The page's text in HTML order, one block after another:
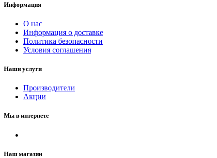
Информация
О нас
Информация о доставке
Политика безопасности
Условия соглашения
Наши услуги
Производители
Акции
Мы в интернете
Наш магазин